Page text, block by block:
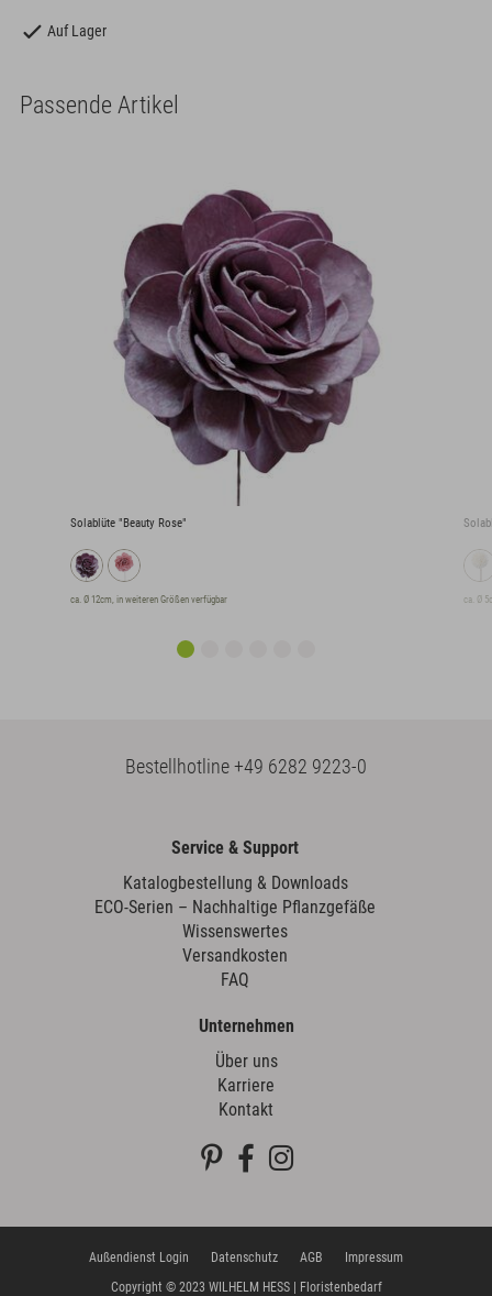
Auf Lager
Passende Artikel
Solablüte "Beauty Rose"
ca. Ø 12cm, in weiteren Größen verfügbar ca. Ø
Bestellhotline+49 6282 9223-0
Service & Support
Katalogbestellung & Downloads
ECO-Serien – Nachhaltige Pflanzgefäße
Wissenswertes
Versandkosten
FAQ
Unternehmen
Über uns
Karriere
Kontakt
Außendienst Login Datenschutz AGB
Impressum
Copyright © 2023 WILHELM HESS | Floristenbedarf